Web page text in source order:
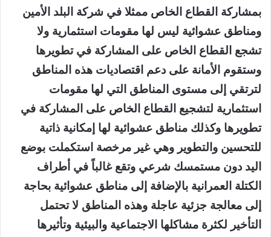
بمشاركة القطاع الخاص ممثلا في شركة البلد الأمين
ومناطق عشوائية ليس لها مقومات استثمارية ولا
تشجع القطاع الخاص على المشاركة في تطويرها
وستقوم الأمانة على دعم اقتصاديات هذه المناطق
لترتقي إلى مستوى المناطق التي لها مقومات
استثمارية لتشجيع القطاع الخاص على المشاركة في
تطويرها وكذلك مناطق عشوائية لها إمكانية ذاتية
للتحسين والتطوير وهي غير مرخصة استكملت بوضع
اليد دون مستمسك شرعي وتقع غالباً في أطراف
الكتلة العمرانية بالإضافة إلى مناطق عشوائية بحاجة
إلى معالجة جزئية عاجلة وهذه المناطق لا تحتمل
التأخير لكثرة مشاكلها الاجتماعية والبيئية وتأثيرها